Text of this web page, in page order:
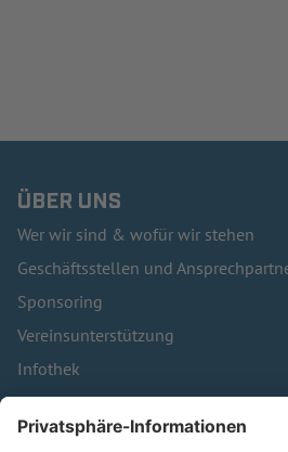
ÜBER UNS
Wer wir sind & wofür wir stehen
Geschäftsstellen und
Sponsoring
Vereinsunterstützung
Infothek
Kontakt